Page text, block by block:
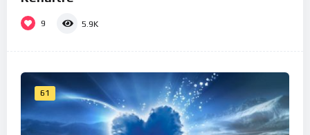
9 5.9K
61